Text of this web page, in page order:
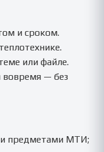
и сроком.
или файле.
вовремя — без
предметами МТИ;